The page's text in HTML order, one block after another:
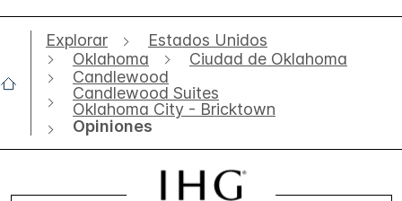
Explorar
Estados Unidos
Oklahoma
Ciudad de Oklahoma
Candlewood
Candlewood Suites
Oklahoma City - Bricktown
Opiniones